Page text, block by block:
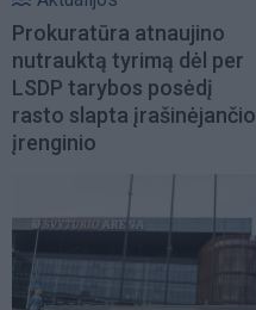
Prokuratūra atnaujino
nutrauktą tyrimą dėl per
LSDP tarybos posėdį
rasto slapta įrašinėjančio
įrenginio